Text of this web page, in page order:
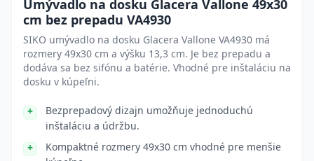
Umývadlo na dosku Glacera Vallone 49x30
cm bez prepadu VA4930
SIKO umývadlo na dosku Glacera Vallone VA4930 má
rozmery 49x30 cm a výšku 13,3 cm. Je bez prepadu a
dodáva sa bez sifónu a batérie. Vhodné pre inštaláciu na
dosku v kúpeľni.
Bezprepadový dizajn umožňuje jednoduchú
inštaláciu a údržbu.
Kompaktné rozmery 49x30 cm vhodné pre menšie